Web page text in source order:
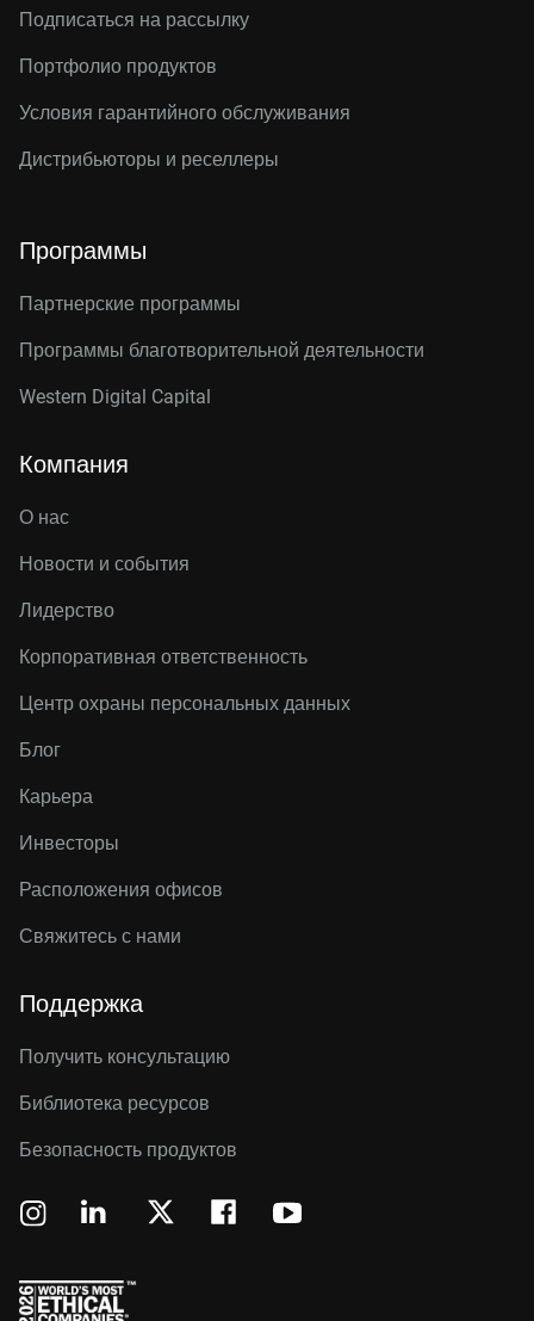
Подписаться на рассылку
Портфолио продуктов
Условия гарантийного обслуживания
Дистрибьюторы и реселлеры
Программы
Партнерские программы
Программы благотворительной деятельности
Western Digital Capital
Компания
О нас
Новости и события
Лидерство
Корпоративная ответственность
Центр охраны персональных данных
Блог
Карьера
Инвесторы
Расположения офисов
Свяжитесь с нами
Поддержка
Получить консультацию
Библиотека ресурсов
Безопасность продуктов